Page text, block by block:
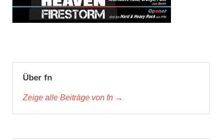
Über fn
Zeige alle Beiträge von fn →